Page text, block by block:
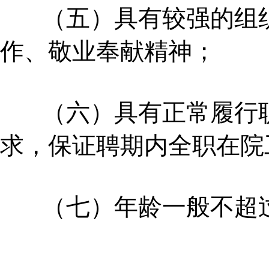
（五）具有较强的组
作、敬业奉献精神；
（六）具有正常履行
求，保证聘期内全职在
（七）年龄一般不超